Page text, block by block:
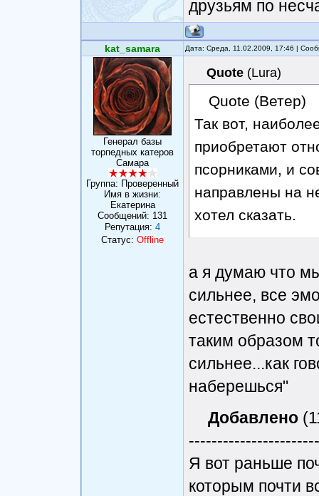
друзьям по
kat_samara Дата: Среда, 11.02.2009, 17:46 |
Генерал базы
торпедных катеров
Самара
Группа: Проверенный
Имя в жизни:
Екатерина
Сообщений: 131
Репутация: 4
Статус: Offline
Quote (Lura)
Quote (Ветер)
Так вот,
приобретают
псорниками, и
направлены на
хотел сказать.
симпатию к
а я думаю что
сильнее, все
естественно
таким образом
сильнее...как
наберешься"
Добавлено
Я вот раньше
которым почти